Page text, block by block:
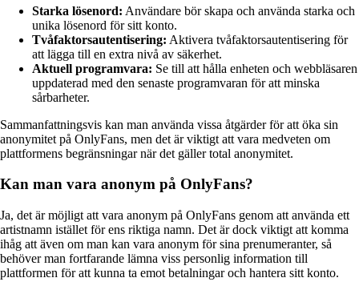
Starka lösenord: Användare bör skapa och använda starka och
unika lösenord för sitt konto.
Tvåfaktorsautentisering: Aktivera tvåfaktorsautentisering för
att lägga till en extra nivå av säkerhet.
Aktuell programvara: Se till att hålla enheten och webbläsaren
uppdaterad med den senaste programvaran för att minska
sårbarheter.
Sammanfattningsvis kan man använda vissa åtgärder för att öka sin
anonymitet på OnlyFans, men det är viktigt att vara medveten om
plattformens begränsningar när det gäller total anonymitet.
Kan man vara anonym på OnlyFans?
Ja, det är möjligt att vara anonym på OnlyFans genom att använda ett
artistnamn istället för ens riktiga namn. Det är dock viktigt att komma
ihåg att även om man kan vara anonym för sina prenumeranter, så
behöver man fortfarande lämna viss personlig information till
plattformen för att kunna ta emot betalningar och hantera sitt konto.